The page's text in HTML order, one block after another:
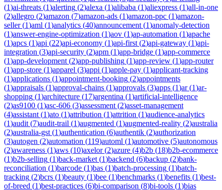
(1)ai-threats (1)alerting (2)alexa (1)alibaba (1)aliexpress (1)all-in-one
(2)allegro (2)amazon (7)amazon-ads (1)amazon-ppc (1)amazon-
seller(1)aml (1)analytics (40)announcement (1)anomaly-detection
(1)answer-engine-optimization (1)aov (1)ap-automation (1)apache
(1)apcs (1)api (22)api-economy (1)api-first (2)api-gateway (1)api-
integration (3)api-security (2)apm (1)app-bridge (1)app-commerce
(1)app-development (2)app-publishing (1)app-review (1)app-router
(1)app-store (1)apparel (3)appi (1)apple-pay (1)applicant-tracking
(1)applications (1)appointment-booking (2)appointments
(1)appraisals (1)approval-chains (1)approvals (3)apps (1)ar(1)ar-
shopping (1)architecture (17)argentina (1)artificial-intelligence
(2)as9100 (1)asc-606 (3)assessment (2)asset-management
(4)assistant (1)ato (1)attribution (1)attrition (1)audience-analytics
(1)audit (7)audit-trail (1)augmented (1)augmented-reality (2)australia
(2)australia-gst (1)authentication (6)authentik (2)authorization
(3)autogen (2)automation (119)automl (1)automotive (5)autonomous
(2)awareness (1)aws (10)axelor(2)azure (4)b2b (18)b2b-ecommerce
(1)b2b-selling (1)back-market (1)backend (6)backup (2)bank-
reconciliation (1)barcode (1)bas (1)batch-processing (1)batch-
tracking (2)bcrs (1)beauty (1)bee (1)benchmarks (1)benefits (1)best-
of-breed (1)best-practices (6)bi-comparison (8)bi-tools (1)bias